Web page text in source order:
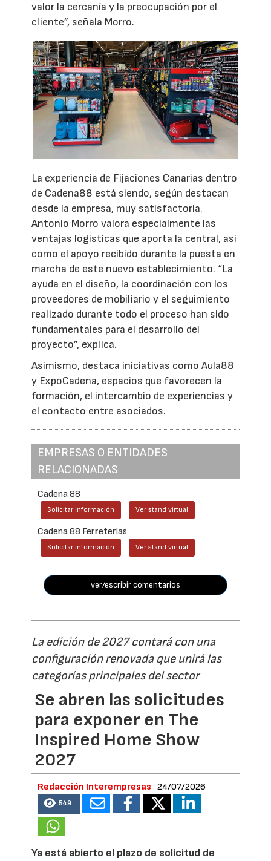
valor la cercanía y la preocupación por el
cliente”, señala Morro.
La experiencia de Fijaciones Canarias dentro
de Cadena88 está siendo, según destacan
desde la empresa, muy satisfactoria.
Antonio Morro valora especialmente las
ventajas logísticas que aporta la central, así
como el apoyo recibido durante la puesta en
marcha de este nuevo establecimiento. “La
ayuda en el diseño, la coordinación con los
proveedores de mobiliario y el seguimiento
realizado durante todo el proceso han sido
fundamentales para el desarrollo del
proyecto”, explica.
Asimismo, destaca iniciativas como Aula88
y ExpoCadena, espacios que favorecen la
formación, el intercambio de experiencias y
el contacto entre asociados.
EMPRESAS O ENTIDADES
RELACIONADAS
Cadena 88
Solicitar información Ver stand virtual
Cadena 88 Ferreterías
Solicitar información Ver stand virtual
ver/escribir comentarios
La edición de 2027 contará con una
configuración renovada que unirá las
categorías principales del sector
Se abren las solicitudes
para exponer en The
Inspired Home Show
2027
Redacción Interempresas 24/07/2026
549
Ya está abierto el plazo de solicitud de